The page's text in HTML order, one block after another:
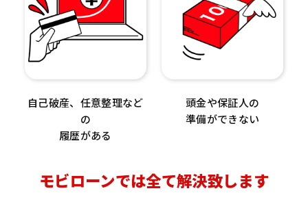
自己破産、任意整理など
の
履歴がある
頭金や保証人の
準備ができない
モビローンでは全て解決致します